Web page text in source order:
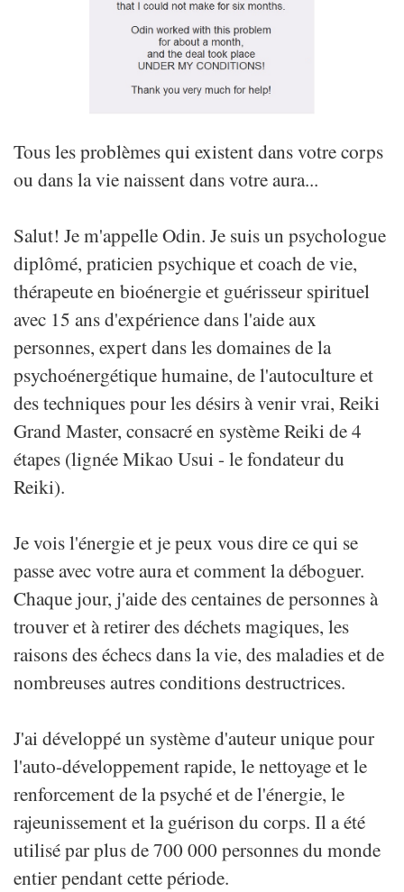
Tous les problèmes qui existent dans votre corps
ou dans la vie naissent dans votre aura...
Salut! Je m'appelle Odin. Je suis un psychologue
diplômé, praticien psychique et coach de vie,
thérapeute en bioénergie et guérisseur spirituel
avec 15 ans d'expérience dans l'aide aux
personnes, expert dans les domaines de la
psychoénergétique humaine, de l'autoculture et
des techniques pour les désirs à venir vrai, Reiki
Grand Master, consacré en système Reiki de 4
étapes (lignée Mikao Usui - le fondateur du
Reiki).
Je vois l'énergie et je peux vous dire ce qui se
passe avec votre aura et comment la déboguer.
Chaque jour, j'aide des centaines de personnes à
trouver et à retirer des déchets magiques, les
raisons des échecs dans la vie, des maladies et de
nombreuses autres conditions destructrices.
J'ai développé un système d'auteur unique pour
l'auto-développement rapide, le nettoyage et le
renforcement de la psyché et de l'énergie, le
rajeunissement et la guérison du corps. Il a été
utilisé par plus de 700 000 personnes du monde
entier pendant cette période.